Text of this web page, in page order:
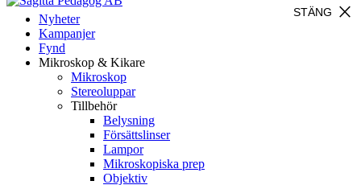
close
STÄNG
Nyheter
Kampanjer
Fynd
Mikroskop & Kikare
Mikroskop
Stereoluppar
Tillbehör
Belysning
Försättslinser
Lampor
Mikroskopiska prep
Objektiv